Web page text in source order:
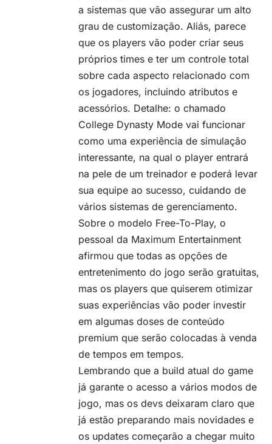
a sistemas que vão assegurar um alto
grau de customização. Aliás, parece
que os players vão poder criar seus
próprios times e ter um controle total
sobre cada aspecto relacionado com
os jogadores, incluindo atributos e
acessórios. Detalhe: o chamado
College Dynasty Mode vai funcionar
como uma experiência de simulação
interessante, na qual o player entrará
na pele de um treinador e poderá levar
sua equipe ao sucesso, cuidando de
vários sistemas de gerenciamento.
Sobre o modelo Free-To-Play, o
pessoal da Maximum Entertainment
afirmou que todas as opções de
entretenimento do jogo serão gratuitas,
mas os players que quiserem otimizar
suas experiências vão poder investir
em algumas doses de conteúdo
premium que serão colocadas à venda
de tempos em tempos.
Lembrando que a build atual do game
já garante o acesso a vários modos de
jogo, mas os devs deixaram claro que
já estão preparando mais novidades e
os updates começarão a chegar muito